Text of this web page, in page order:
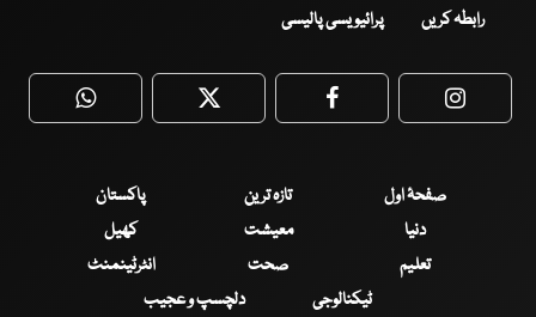
رابطہ کریں پرائیویسی پالیسی
WhatsApp Twitter Facebook
صفحۂ اول تازہ ترین
پاکستان
دنیا
معیشت
کھیل
تعلیم
صحت
انٹرٹینمنٹ
ٹیکنالوجی
دلچسپ و عجیب